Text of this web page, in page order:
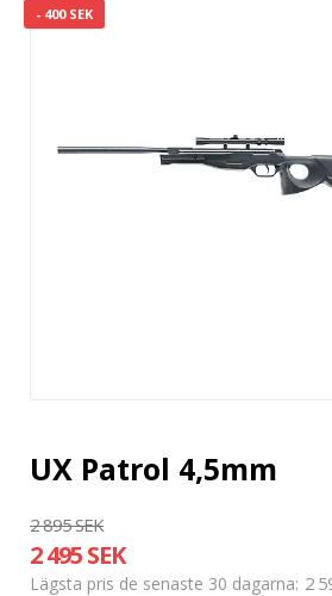
- 400 SEK
UX Patrol 4,5mm
2 895 SEK
2 495 SEK
Lägsta pris de senaste 30 dagarna 2